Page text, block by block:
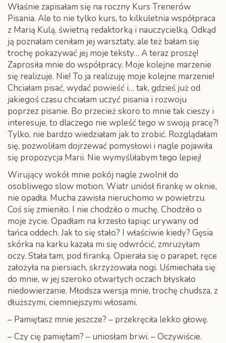
Właśnie zapisałam się na roczny Kurs Trenerów
Pisania. Ale to nie tylko kurs, to kilkuletnia współpraca
z Marią Kulą, świetną redaktorką i nauczycielką. Odkąd
ją poznałam ceniłam jej warsztaty, ale też bałam się
trochę pokazywać jej moje teksty… A teraz proszę!
Zaprosiła mnie do współpracy. Moje kolejne marzenie
się realizuje. Nie! To ja realizuję moje kolejne marzenie!
Chciałam pisać, wydać powieść i… tak, gdzieś już od
jakiegoś czasu chciałam uczyć pisania i rozwoju
poprzez pisanie. Bo przecież skoro to mnie tak cieszy i
interesuje, to dlaczego nie wpleść tego w swoją pracę?!
Tylko, nie bardzo wiedziałam jak to zrobić. Rozglądałam
się, pozwoliłam dojrzewać pomysłowi i nagle pojawiła
się propozycja Marii. Nie wymyśliłabym tego lepiej!
Wirujący wokół mnie pokój nagle zwolnił do
osobliwego slow motion. Wiatr uniósł firankę w oknie,
nie opadła. Mucha zawisła nieruchomo w powietrzu.
Coś się zmieniło. I nie chodziło o muchę. Chodziło o
moje życie. Opadłam na krzesło łapiąc urywany od
tańca oddech. Jak to się stało? I właściwie kiedy? Gęsia
skórka na karku kazała mi się odwrócić, zmrużyłam
oczy. Stała tam, pod firanką. Opierała się o parapet, ręce
założyła na piersiach, skrzyżowała nogi. Uśmiechała się
do mnie, w jej szeroko otwartych oczach błyskało
niedowierzanie. Młodsza wersja mnie, trochę chudsza, z
dłuższymi, ciemniejszymi włosami.
– Pamiętasz mnie jeszcze? – przekręciła lekko głowę.
– Czy cię pamiętam? – uniosłam brwi. – Oczywiście.